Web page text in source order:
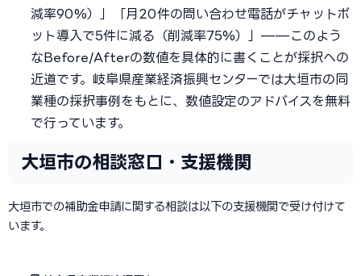
減率90%）」「月20件の問い合わせ電話がチャットボ
ット導入で5件に減る（削減率75%）」——このよう
なBefore/Afterの数値を具体的に書くことが採択への
近道です。岐阜県産業経済振興センターでは大垣市の同
業種の採択事例をもとに、数値設定のアドバイスを無料
で行っています。
大垣市の相談窓口・支援機関
大垣市での補助金申請に関する相談は以下の支援機関で受け付けて
います。